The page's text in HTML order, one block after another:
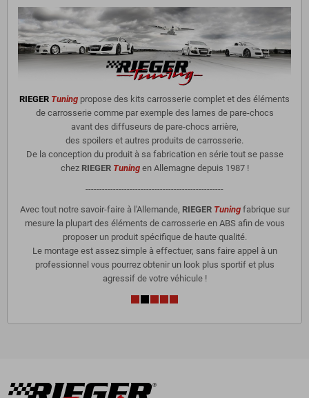
RIEGER Tuning propose des kits carrosserie complet et des éléments
de carrosserie comme par exemple des lames de pare-chocs
avant des diffuseurs de pare-chocs arrière,
des spoilers et autres produits de carrosserie.
De la conception du produit à sa fabrication en série tout se passe
chez RIEGER Tuningen Allemagne depuis 1987 !
--------------------------------------------------
Avec tout notre savoir-faire à l'Allemande, RIEGER Tuning fabrique sur
mesure la plupart des éléments de carrosserie en ABS afin de vous
proposer un produit spécifique de haute qualité.
Le montage est assez simple à effectuer, sans faire appel à un
professionnel vous pourrez obtenir un look plus sportif et plus
agressif de votre véhicule !